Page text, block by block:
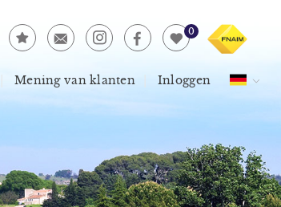
0
Mening van klanten Inloggen